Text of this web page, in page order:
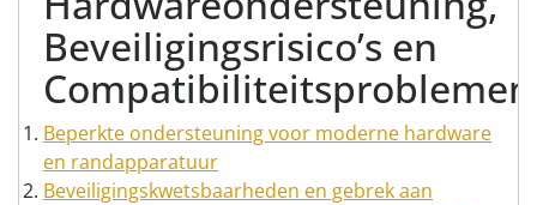
Beveiligingsrisico’s en
Compatibiliteitsproblemen
Beperkte ondersteuning voor moderne hardware
en randapparatuur
Beveiligingskwetsbaarheden en gebrek aan